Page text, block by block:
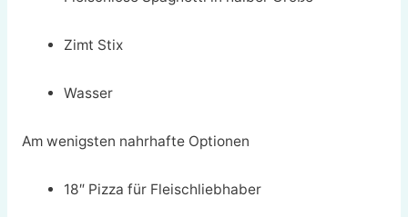
Zimt Stix
Wasser
Am wenigsten nahrhafte Optionen
18″ Pizza für Fleischliebhaber